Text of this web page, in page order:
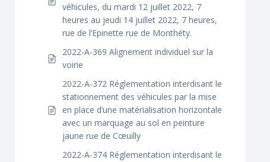
véhicules, du mardi 12 juillet 2022, 7
heures au jeudi 14 juillet 2022, 7 heures,
rue de l’Epinette rue de Monthéty.
2022-A-369 Alignement individuel sur la
voirie
2022-A-372 Réglementation interdisant le
stationnement des véhicules par la mise
en place d’une matérialisation horizontale
avec un marquage au sol en peinture
jaune rue de Cœuilly
2022-A-374 Réglementation interdisant le